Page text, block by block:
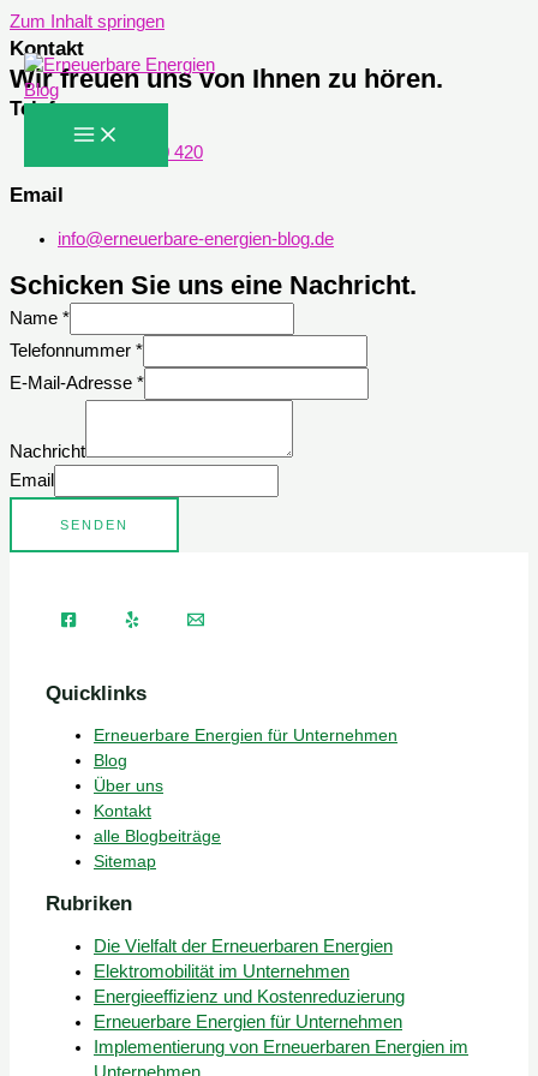
Zum Inhalt springen
Kontakt
Wir freuen uns von Ihnen zu hören.
Telefon
+49 171 1 420 420
Email
info@erneuerbare-energien-blog.de
Schicken Sie uns eine Nachricht.
Name *
Telefonnummer *
E-Mail-Adresse *
Nachricht
Email
SENDEN
Quicklinks
Erneuerbare Energien für Unternehmen
Blog
Über uns
Kontakt
alle Blogbeiträge
Sitemap
Rubriken
Die Vielfalt der Erneuerbaren Energien
Elektromobilität im Unternehmen
Energieeffizienz und Kostenreduzierung
Erneuerbare Energien für Unternehmen
Implementierung von Erneuerbaren Energien im